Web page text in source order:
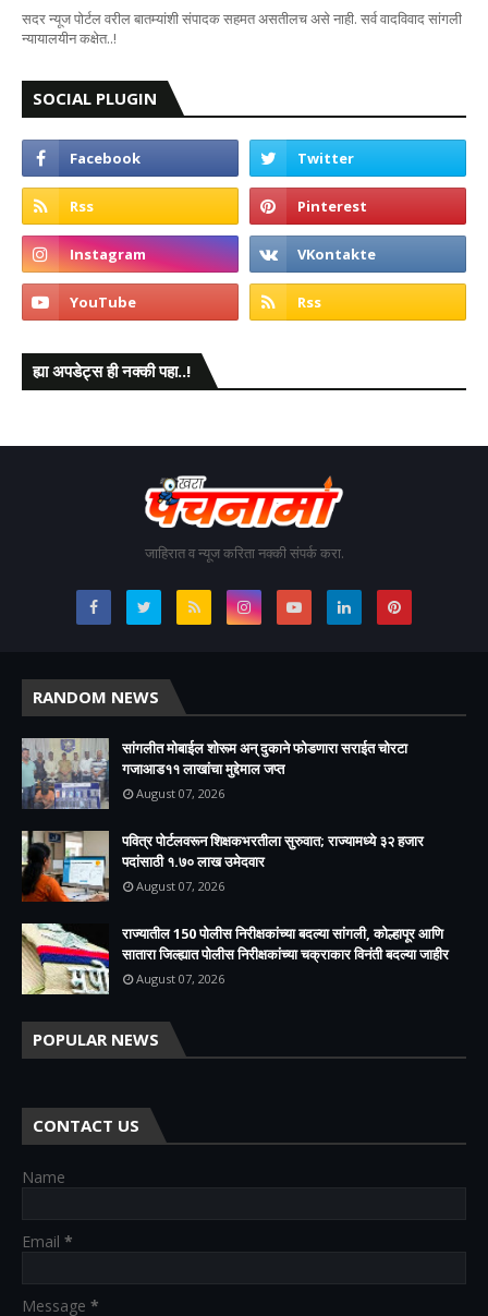
सदर न्यूज पोर्टल वरील बातम्यांशी संपादक सहमत असतीलच असे नाही. सर्व वादविवाद सांगली
न्यायालयीन कक्षेत..!
SOCIAL PLUGIN
ह्या अपडेट्स ही नक्की पहा..!
जाहिरात व न्यूज करिता नक्की संपर्क करा.
RANDOM NEWS
सांगलीत मोबाईल शोरूम अन् दुकाने फोडणारा सराईत चोरटा
गजाआड११ लाखांचा मुद्देमाल जप्त
August 07, 2026
पवित्र पोर्टलवरून शिक्षकभरतीला सुरुवात; राज्यामध्ये ३२ हजार
पदांसाठी १.७० लाख उमेदवार
August 07, 2026
राज्यातील 150 पोलीस निरीक्षकांच्या बदल्या सांगली, कोल्हापूर आणि
सातारा जिल्ह्यात पोलीस निरीक्षकांच्या चक्राकार विनंती बदल्या जाहीर
August 07, 2026
POPULAR NEWS
CONTACT US
Name
Email *
Message *